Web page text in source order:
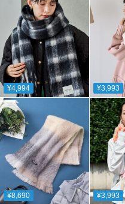
¥4,994 ¥3,993
¥8,690 ¥3,993